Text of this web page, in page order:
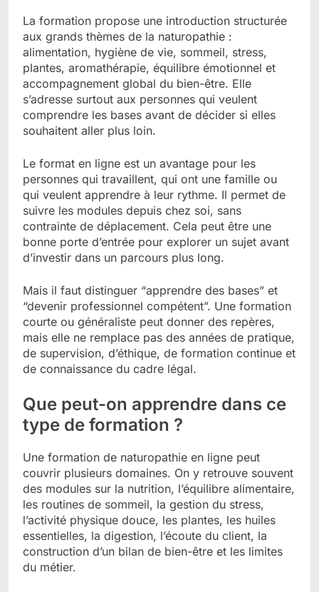
La formation propose une introduction structurée
aux grands thèmes de la naturopathie :
alimentation, hygiène de vie, sommeil, stress,
plantes, aromathérapie, équilibre émotionnel et
accompagnement global du bien-être. Elle
s’adresse surtout aux personnes qui veulent
comprendre les bases avant de décider si elles
souhaitent aller plus loin.
Le format en ligne est un avantage pour les
personnes qui travaillent, qui ont une famille ou
qui veulent apprendre à leur rythme. Il permet de
suivre les modules depuis chez soi, sans
contrainte de déplacement. Cela peut être une
bonne porte d’entrée pour explorer un sujet avant
d’investir dans un parcours plus long.
Mais il faut distinguer “apprendre des bases” et
“devenir professionnel compétent”. Une formation
courte ou généraliste peut donner des repères,
mais elle ne remplace pas des années de pratique,
de supervision, d’éthique, de formation continue et
de connaissance du cadre légal.
Que peut-on apprendre dans ce
type de formation ?
Une formation de naturopathie en ligne peut
couvrir plusieurs domaines. On y retrouve souvent
des modules sur la nutrition, l’équilibre alimentaire,
les routines de sommeil, la gestion du stress,
l’activité physique douce, les plantes, les huiles
essentielles, la digestion, l’écoute du client, la
construction d’un bilan de bien-être et les limites
du métier.